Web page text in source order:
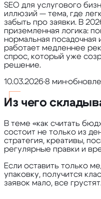
SEO для услугового
иллюзий — тема, где
забыть про заявки. В
приземленная логика:
нормальная посадочная
работает медленнее
спрос, который уже
решение.
10.03.2026•8 мин•
Из чего
В теме «как считать
состоит не только из
стратегия, креативы,
регулярные правки и
Если оставить только
упаковку, получится
заявок мало, все грустят.